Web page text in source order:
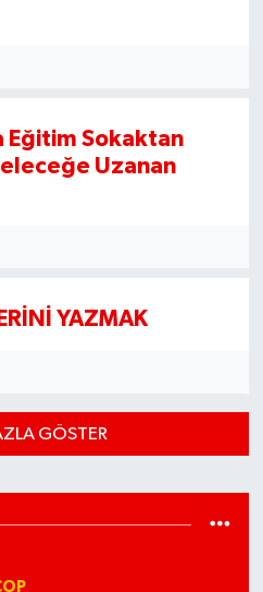
Eğitim Sokaktan
Uzanan
YAZMAK
GÖSTER